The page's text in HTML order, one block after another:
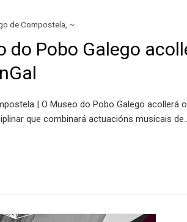
de Compostela ~
do Pobo Galego
| O Museo do Pobo Galego acollerá
que combinará actuacións musicais